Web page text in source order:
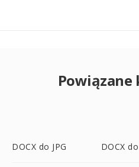
DOCX do JPG DOCX